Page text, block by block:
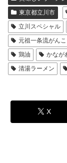
東京都立川市
立川スペシャル
元祖一条流がん
鶏油
かなが
清湯ラーメン
X